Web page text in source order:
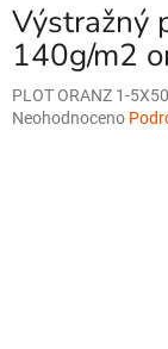
Výstražný
140g/m2
PLOT ORANZ 1-5X50
Průměrné
Neohodnoceno